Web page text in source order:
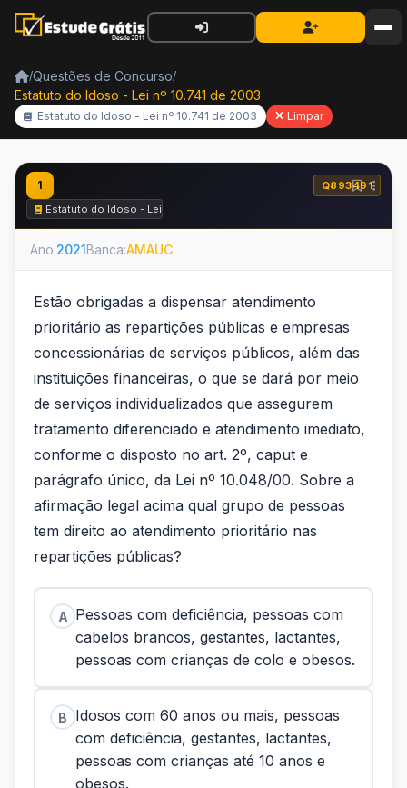
/Questões de Concurso/
Estatuto do Idoso - Lei nº 10.741 de 2003
Estatuto do Idoso - Lei nº 10.741 de 2003 Limpar
1
Q893491
Estatuto do Idoso - Lei nº 10.741 de 2003
Ano:2021Banca:AMAUC
Estão obrigadas a dispensar atendimento
prioritário as repartições públicas e empresas
concessionárias de serviços públicos, além das
instituições financeiras, o que se dará por meio
de serviços individualizados que assegurem
tratamento diferenciado e atendimento imediato,
conforme o disposto no art. 2º, caput e
parágrafo único, da Lei nº 10.048/00. Sobre a
afirmação legal acima qual grupo de pessoas
tem direito ao atendimento prioritário nas
repartições públicas?
A Pessoas com deficiência, pessoas com
cabelos brancos, gestantes, lactantes,
pessoas com crianças de colo e obesos.
B
Idosos com 60 anos ou mais, pessoas
com deficiência, gestantes, lactantes,
pessoas com crianças até 10 anos e
obesos.